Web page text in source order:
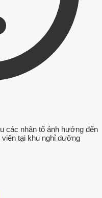
các nhân tố ảnh hưởng đến
tại khu nghỉ dưỡng